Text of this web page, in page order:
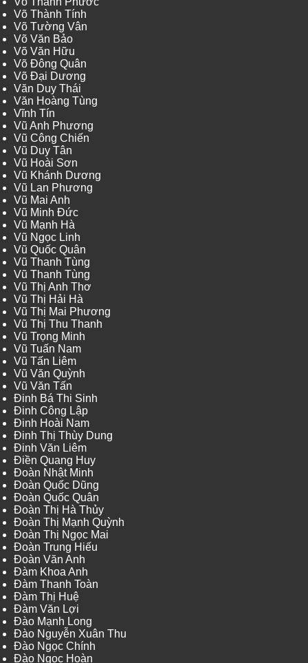
Võ Thành Tính
Võ Tường Vân
Võ Văn Bảo
Võ Văn Hữu
Võ Đông Quân
Võ Đại Dương
Văn Duy Thái
Văn Hoàng Tùng
Vĩnh Tín
Vũ Anh Phương
Vũ Công Chiến
Vũ Duy Tân
Vũ Hoài Sơn
Vũ Khánh Dương
Vũ Lan Phương
Vũ Mai Anh
Vũ Minh Đức
Vũ Mạnh Hà
Vũ Ngọc Linh
Vũ Quốc Quân
Vũ Thanh Tùng
Vũ Thanh Tùng
Vũ Thị Anh Thơ
Vũ Thị Hải Hà
Vũ Thị Mai Phương
Vũ Thị Thu Thanh
Vũ Trọng Minh
Vũ Tuấn Nam
Vũ Tấn Liêm
Vũ Văn Quỳnh
Vũ Văn Tấn
Đinh Bá Thi Sinh
Đinh Công Lập
Đinh Hoài Nam
Đinh Thị Thùy Dung
Đinh Văn Liêm
Điền Quang Huy
Đoàn Nhật Minh
Đoàn Quốc Dũng
Đoàn Quốc Quân
Đoàn Thị Hà Thủy
Đoàn Thị Mạnh Quỳnh
Đoàn Thị Ngọc Mai
Đoàn Trung Hiếu
Đoàn Văn Anh
Đàm Khoa Anh
Đàm Thanh Toàn
Đàm Thị Huệ
Đàm Văn Lợi
Đào Mạnh Long
Đào Nguyễn Xuân Thu
Đào Ngọc Chính
Đào Ngọc Hoàn